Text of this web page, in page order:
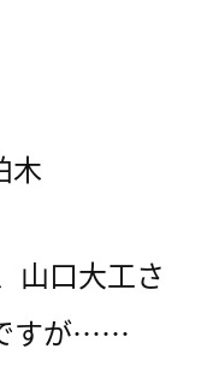
木
山口大工さ
すが……